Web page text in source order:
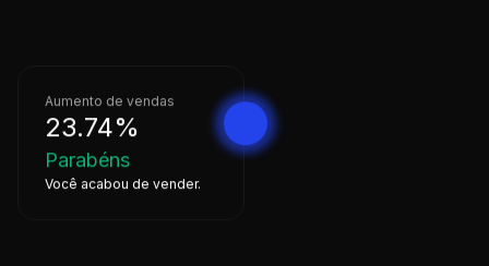
Aumento de vendas
23.74%
Parabéns
Você acabou de vender.